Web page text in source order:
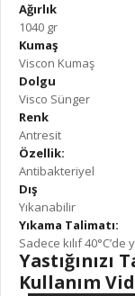
Ağırlık
1040 gr
Kumaş
Viscon Kumaş
Dolgu
Visco Sünger
Renk
Antresit
Özellik:
Antibakteriyel
Dış
Yıkanabilir
Yıkama Talimatı:
Sadece kılıf 40°C’de
Yastığınızı
Kullanım